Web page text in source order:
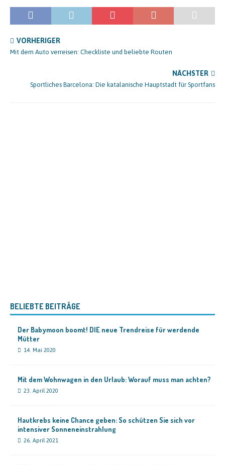
VORHERIGER
Mit dem Auto verreisen: Checkliste und beliebte Routen
NÄCHSTER
Sportliches Barcelona: Die katalanische Hauptstadt für Sportfans
BELIEBTE BEITRÄGE
Der Babymoon boomt! DIE neue Trendreise für werdende
Mütter
14. Mai 2020
Mit dem Wohnwagen in den Urlaub: Worauf muss man achten?
23. April 2020
Hautkrebs keine Chance geben: So schützen Sie sich vor
intensiver Sonneneinstrahlung
26. April 2021